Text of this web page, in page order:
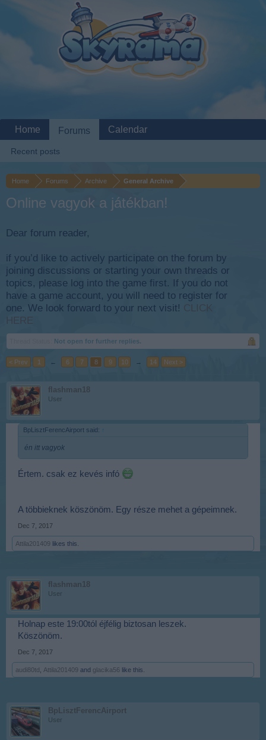
Home Forums Archive General Archive
Online vagyok a játékban!
Dear forum reader,
if you’d like to actively participate on the forum by
joining discussions or starting your own threads or
topics, please log into the game first. If you do not
have a game account, you will need to register for
one. We look forward to your next visit! CLICK
HERE
Not open for further replies.
< Prev 1 ← 6 7 8 9 10 → 14 Next >
flashman18
User
BpLisztFerencAirport said: ↑
én itt vagyok
Értem. csak ez kevés infó
A többieknek köszönöm. Egy része mehet a gépeimnek.
Dec 7, 2017
Attila201409 likes this.
flashman18
User
Holnap este 19:00tól éjfélig biztosan leszek.
Köszönöm.
Dec 7, 2017
audi80td Attila201409 and glacika56 like this.
BpLisztFerencAirport
User
Home Forums
Recent posts
Calendar